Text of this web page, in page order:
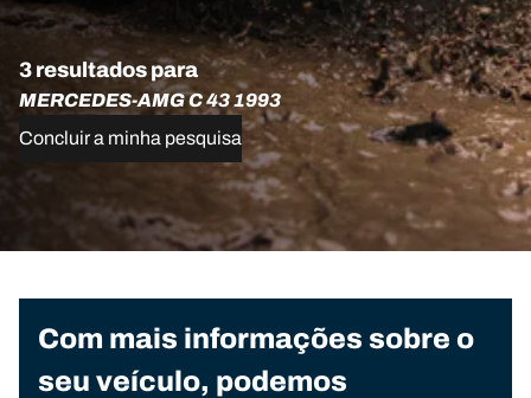
3 resultados para
MERCEDES-AMG C 43 1993
Concluir a minha pesquisa
Com mais informações sobre o
seu veículo, podemos